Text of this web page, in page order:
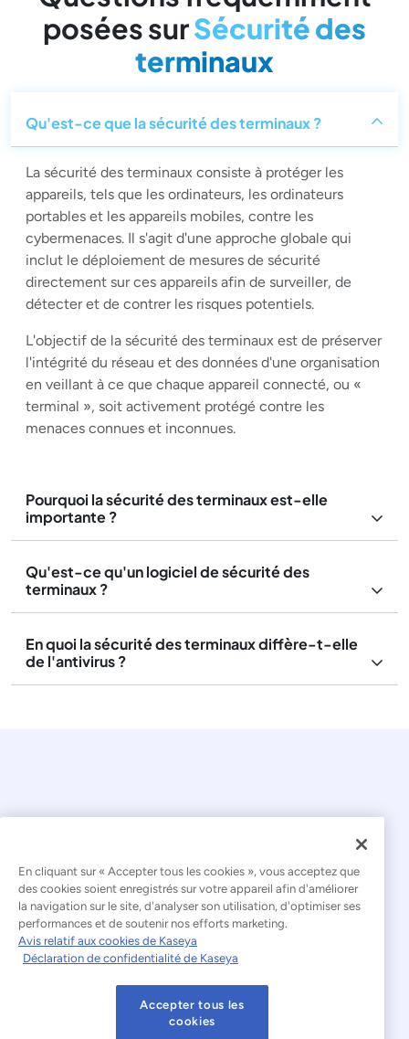
posées surSécurité des
terminaux
Qu'est-ce que la sécurité des terminaux ?
La sécurité des terminaux consiste à protéger les
appareils, tels que les ordinateurs, les ordinateurs
portables et les appareils mobiles, contre les
cybermenaces. Il s'agit d'une approche globale qui
inclut le déploiement de mesures de sécurité
directement sur ces appareils afin de surveiller, de
détecter et de contrer les risques potentiels.
L'objectif de la sécurité des terminaux est de préserver
l'intégrité du réseau et des données d'une organisation
en veillant à ce que chaque appareil connecté, ou «
terminal », soit activement protégé contre les
menaces connues et inconnues.
Pourquoi la sécurité des terminaux est-elle
importante ?
Qu'est-ce qu'un logiciel de sécurité des
terminaux ?
En quoi la sécurité des terminaux diffère-t-elle
de l'antivirus ?
© 2026 Kaseya. Tous droits réservés.
Français
Déclaration relative à l'esclavage moderne
Mentions légales
Conditions d'utilisation du site web
En cliquant sur « Accepter tous les cookies », vous acceptez que
des cookies soient enregistrés sur votre appareil afin d'améliorer
la navigation sur le site, d'analyser son utilisation, d'optimiser ses
performances et de soutenir nos efforts marketing.
Avis relatif aux cookies de Kaseya
Déclaration de confidentialité de Kaseya
Accepter tous les
cookies